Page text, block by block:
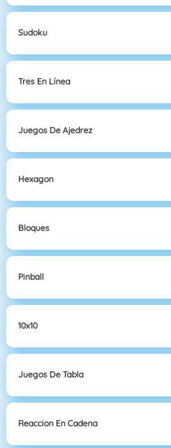
Sudoku
Tres En Línea
Juegos De Ajedrez
Hexagon
Bloques
Pinball
10x10
Juegos De Tabla
Reaccion En Cadena